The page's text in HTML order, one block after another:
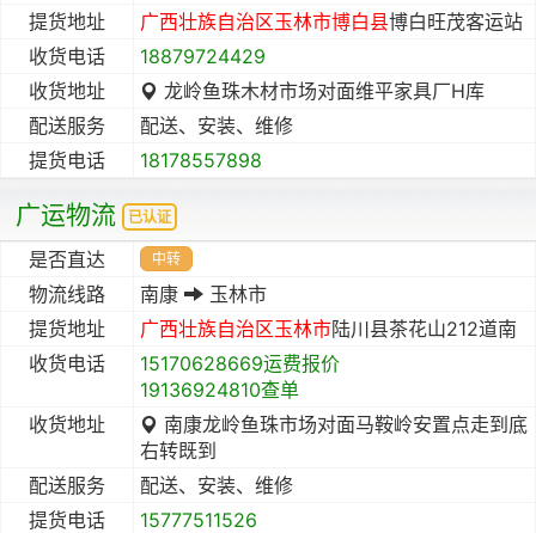
提货地址
广西壮族自治区玉林市博白县博白旺茂客运站
收货电话
18879724429
收货地址
龙岭鱼珠木材市场对面维平家具厂H库
配送服务
配送、安装、维修
提货电话
18178557898
广运物流 已认证
是否直达 中转
物流线路 南康
玉林市
提货地址
广西壮族自治区玉林市陆川县茶花山212道南
收货电话
15170628669运费报价
19136924810查单
收货地址
南康龙岭鱼珠市场对面马鞍岭安置点走到底
右转既到
配送服务
配送、安装、维修
提货电话
15777511526